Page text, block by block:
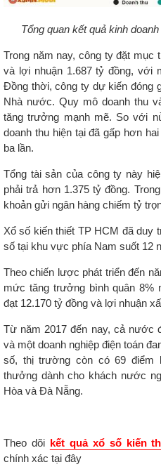
Tổng quan kết quả kinh
Trong năm nay, công ty đặt mục
và lợi nhuận 1.687 tỷ đồng, với
Đồng thời, công ty dự kiến đóng
Nhà nước. Quy mô doanh thu
tăng trưởng mạnh mẽ. So với
doanh thu hiện tại đã gấp hơn
ba lần.
Tổng tài sản của công ty này
phải trả hơn 1.375 tỷ đồng.
khoản gửi ngân hàng chiếm tỷ
Xổ số kiến thiết TP HCM đã duy
số tại khu vực phía Nam suốt 12
Theo chiến lược phát triển đến
mức tăng trưởng bình quân 8%
đạt 12.170 tỷ đồng và lợi nhuận
Từ năm 2017 đến nay, cả nước
và một doanh nghiệp điện toán
số, thị trường còn có 69 điểm
thưởng dành cho khách nước
Hòa và Đà Nẵng.
Theo dõi kết quả xổ số kiến
chính xác tại đây